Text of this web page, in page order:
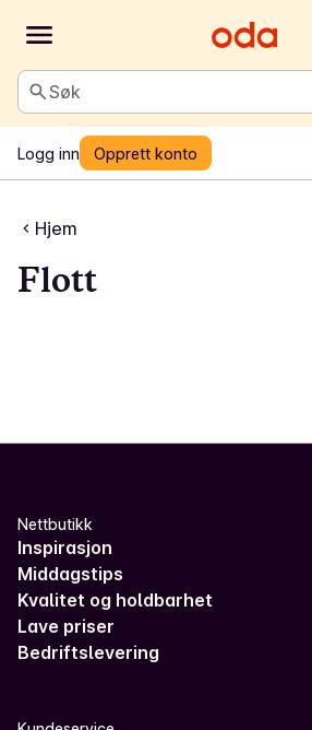
Søk
Logg inn Opprett konto
Hjem
Flott
Nettbutikk
Inspirasjon
Middagstips
Kvalitet og holdbarhet
Lave priser
Bedriftslevering